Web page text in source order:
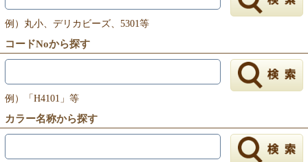
戻る
例）丸小、デリカビーズ、5301等
コードNoから探す
例）「H4101」等
カラー名称から探す